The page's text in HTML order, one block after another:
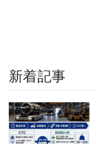
新着記事